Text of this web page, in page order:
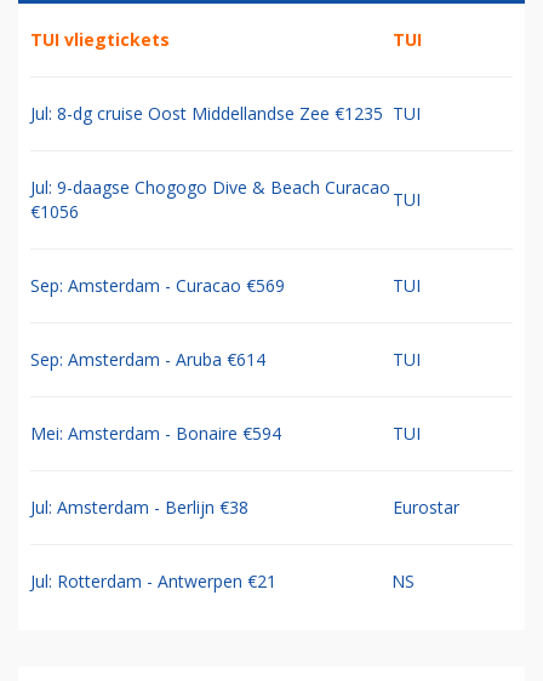
TUI vliegtickets TUI
Jul: 8-dg cruise Oost Middellandse Zee €1235 TUI
Jul: 9-daagse Chogogo Dive & Beach Curacao
€1056
TUI
Sep: Amsterdam - Curacao €569 TUI
Sep: Amsterdam - Aruba €614 TUI
Mei: Amsterdam - Bonaire €594 TUI
Jul: Amsterdam - Berlijn €38 Eurostar
Jul: Rotterdam - Antwerpen €21 NS